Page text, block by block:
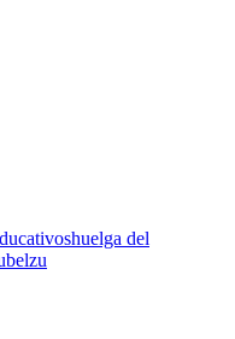
huelga del